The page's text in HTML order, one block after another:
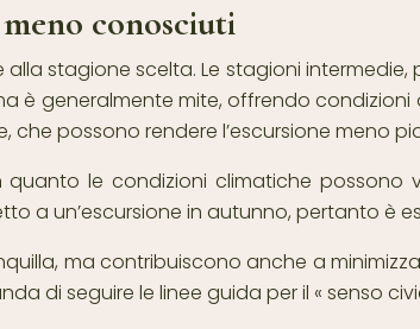
conosciuti
stagione scelta. Le stagioni
è generalmente mite, offrendo
che possono rendere l’escursione meno
le condizioni climatiche possono
a un’escursione in autunno, pertanto è
ma contribuiscono anche a
di seguire le linee guida per il « senso